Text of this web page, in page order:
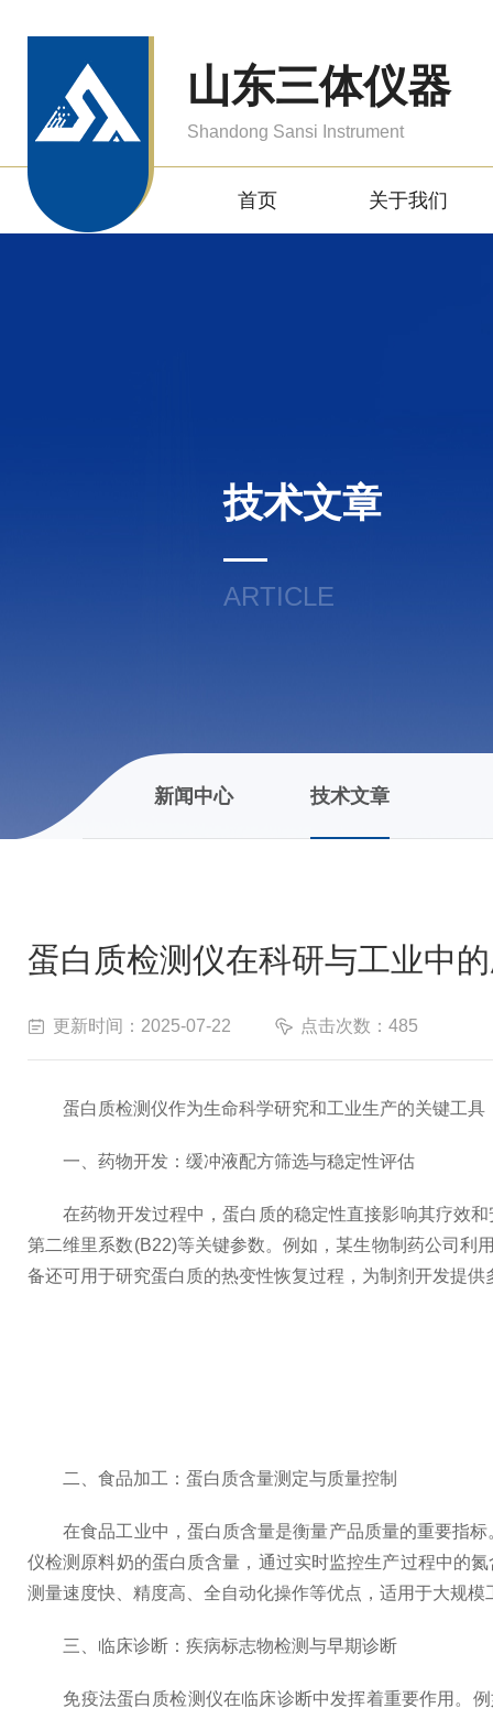
山东三体仪器
Shandong Sansi Instrument
首页 关于我们
技术文章
ARTICLE
新闻中心 技术文章
蛋白质检测仪在科研与工业中
更新时间：2025-07-22 点击次数：485
蛋白质检测仪作为生命科学研究和工业生产的关键工
一、药物开发：缓冲液配方筛选与稳定性评估
在药物开发过程中，蛋白质的稳定性直接影响其疗效和
第二维里系数(B22)等关键参数。例如，某生物制药公司利
备还可用于研究蛋白质的热变性恢复过程，为制剂开发提供
二、食品加工：蛋白质含量测定与质量控制
在食品工业中，蛋白质含量是衡量产品质量的重要指标
仪检测原料奶的蛋白质含量，通过实时监控生产过程中的
测量速度快、精度高、全自动化操作等优点，适用于大规模
三、临床诊断：疾病标志物检测与早期诊断
免疫法蛋白质检测仪在临床诊断中发挥着重要作用。例